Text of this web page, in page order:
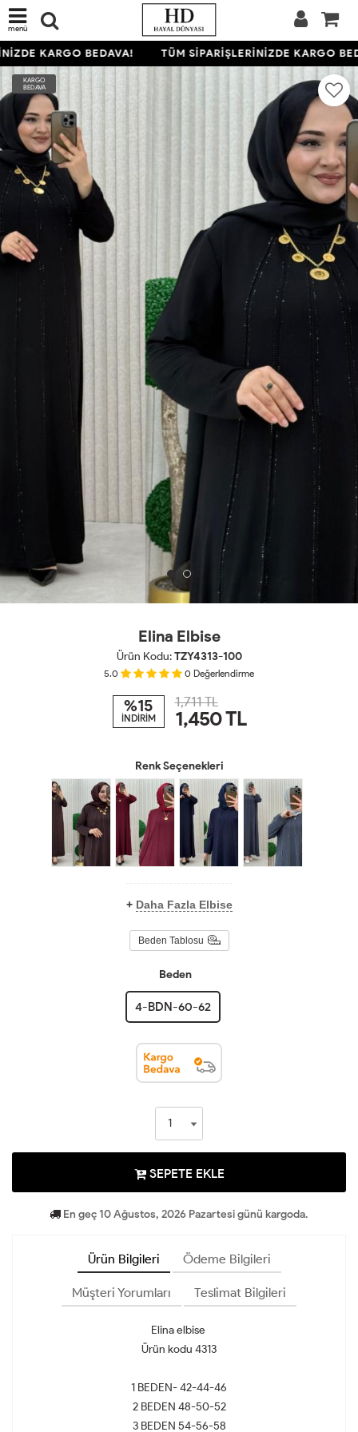
menü
KARGO BEDAVA! TÜM SİPARİŞLERİNİZDE KARGO
KARGO
BEDAVA
Elina Elbise
Ürün Kodu:TZY4313-100
5.0 0 Değerlendirme
%15
İNDİRİM
1,711 TL
1,450TL
Renk Seçenekleri
+ Daha Fazla Elbise
Beden Tablosu
Beden
4-BDN-60-62
SEPETE EKLE
En geç 10 Ağustos, 2026 Pazartesi günü kargoda.
Ürün Bilgileri Ödeme Bilgileri
Müşteri Yorumları Teslimat Bilgileri
Elina elbise
Ürün kodu 4313
1 BEDEN- 42-44-46
2 BEDEN 48-50-52
3 BEDEN 54-56-58